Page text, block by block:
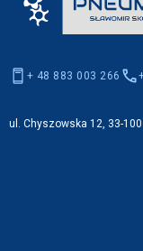
+ 48 883 003 266
ul. Chyszowska 12, 33-